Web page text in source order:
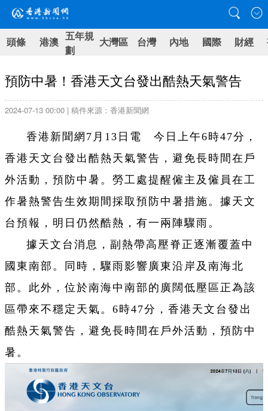
頭條 港澳 五年規
劃
大灣區 台灣 內地 國際 財經
​預防中暑！香港天文台發出酷熱天氣警告
2024-07-13 00:00 | 稿件來源：香港新聞網
香港新聞網7月13日電 今日上午6時47分，
香港天文台發出酷熱天氣警告，避免長時間在戶
外活動，預防中暑。勞工處提醒僱主及僱員在工
作暑熱警告生效期間採取預防中暑措施。據天文
台預報，明日仍然酷熱，有一兩陣驟雨。
據天文台消息，副熱帶高壓脊正逐漸覆蓋中
國東南部。同時，驟雨影響廣東沿岸及南海北
部。此外，位於南海中南部的廣闊低壓區正為該
區帶來不穩定天氣。6時47分，香港天文台發出
酷熱天氣警告，避免長時間在戶外活動，預防中
暑。